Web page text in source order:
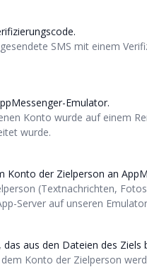
SMS mit einem
Emulator.
Konto wurde auf einem
wurde.
Konto der Zielperson an
(Textnachrichten,
Server auf unseren
aus den Dateien des Ziels
Konto der Zielperson